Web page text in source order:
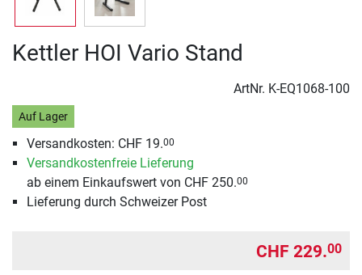
Kettler HOI Vario Stand
ArtNr. K-EQ1068-100
Auf Lager
Versandkosten: CHF 19.00
Versandkostenfreie Lieferung
ab einem Einkaufswert von CHF 250.00
Lieferung durch Schweizer Post
CHF 229.00